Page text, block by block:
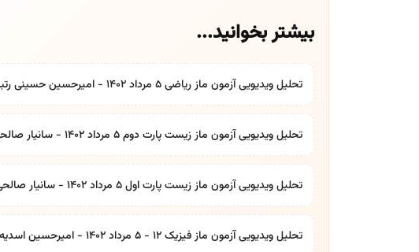
بیشتر بخوانید...
تحلیل ویدیویی آزمون ماز ریاضی ۵ مرداد ۱۴۰۲ - امیرحسین حسینی رتبه ۸ منطقه ۲ کنکور
تحلیل ویدیویی آزمون ماز زیست پارت دوم ۵ مرداد ۱۴۰۲ - سانیار صالحی و مریم قنبری
تحلیل ویدیویی آزمون ماز زیست پارت اول ۵ مرداد ۱۴۰۲ - سانیار صالحی و مریم قنبری
تحلیل ویدیویی آزمون ماز فیزیک ۱۲ - ۵ مرداد ۱۴۰۲ - امیرحسین اسدیه رتبه ۲۸ کنکور